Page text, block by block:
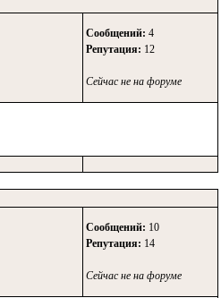
Сообщений: 4
Репутация: 12
Сейчас не на форуме
Сообщений: 10
Репутация: 14
Сейчас не на форуме